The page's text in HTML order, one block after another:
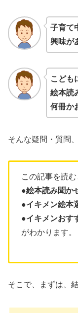
子育て
興味が
こども
絵本読
何冊か
そんな疑問・質問
この記事を読む
●絵本読み聞か
●イキメン絵本
●イキメンおす
がわかります。
そこで、まずは、